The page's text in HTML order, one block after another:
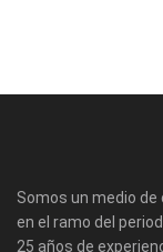
Somos un medio
en el ramo del
25 años de